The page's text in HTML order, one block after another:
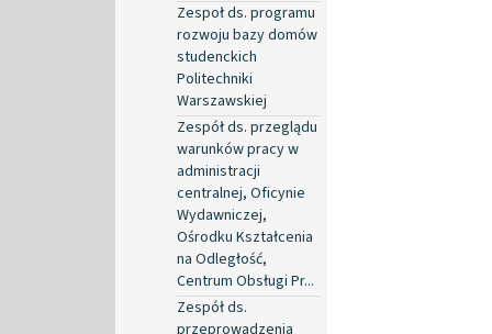
Zespoł ds. programu
rozwoju bazy domów
studenckich
Politechniki
Warszawskiej
Zespół ds. przeglądu
warunków pracy w
administracji
centralnej, Oficynie
Wydawniczej,
Ośrodku Kształcenia
na Odległość,
Centrum Obsługi Pr...
Zespół ds.
przeprowadzenia